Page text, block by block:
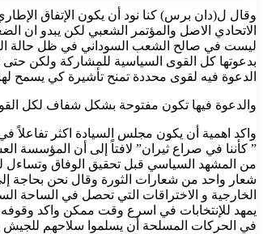
وقال ل(دان برس) كنا نود أن يكون الإتفاق
الاتحادي الاصل والمؤتمر الشعبي لكن يبدو ان
ليست في صالح الشعب السوداني في ظل حالة
بدعوتها كل القوى السياسية للمشاركة ولكن حتى
الدعوة فيه لقوى محددة تمنح تأشيرة كي يسمح
والدعوة فيها تكون مفتوحة بشكل شفاف لكل
واكد اهمية أن يكون مجلس السيادة اكثر تفاعلاً
” كأننا في صراع ثيران” لافتاً إلى أن
من المشهد السياسي قبل تحقيق الوفاق وتساءل
شعار واحد من شعارات الثورة وقال نحن بحاجة
الخارجية و الاختراقات التي تحصل في الساحة
يمهد للإنتخابات في اسرع وقت ممكن واكد
في الحركات المسلحة أن يسلموا سلاحهم للجيش